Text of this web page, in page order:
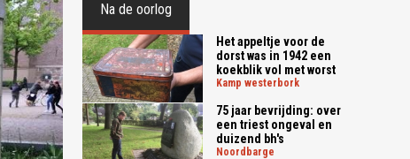
Na de oorlog
Het appeltje voor de
dorst was in 1942 een
koekblik vol met worst
kamp westerbork
75 jaar bevrijding: over
een triest ongeval en
duizend bh's
noordbarge